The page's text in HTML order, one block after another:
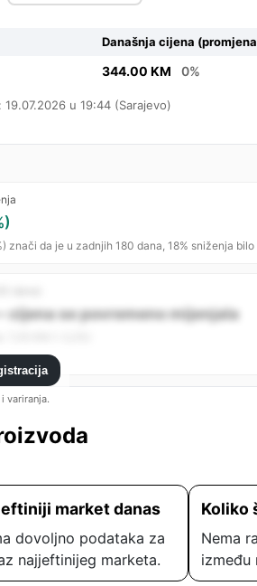
Današnja cijena
344.00 KM 0%
u 19:44 (Sarajevo)
znači da je u zadnjih 180 dana, 18% sniženja
cijena se povremeno mijenjala
variranja.
market danas
dovoljno podataka za
najjeftinijeg marketa.
Koliko
Nema
između